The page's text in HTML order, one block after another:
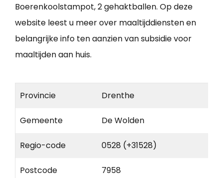
Boerenkoolstampot, 2 gehaktballen. Op deze
website leest u meer over maaltijddiensten en
belangrijke info ten aanzien van subsidie voor
maaltijden aan huis.
Provincie Drenthe
Gemeente De Wolden
Regio-code 0528 (+31528)
Postcode 7958